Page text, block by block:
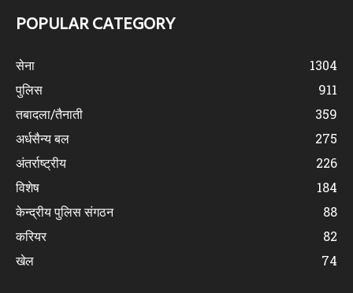
POPULAR CATEGORY
सेना
1304
पुलिस
911
तबादला/तैनाती
359
अर्धसैन्य बल
275
अंतर्राष्ट्रीय
226
विशेष
184
केन्द्रीय पुलिस संगठन
88
करियर
82
खेल
74